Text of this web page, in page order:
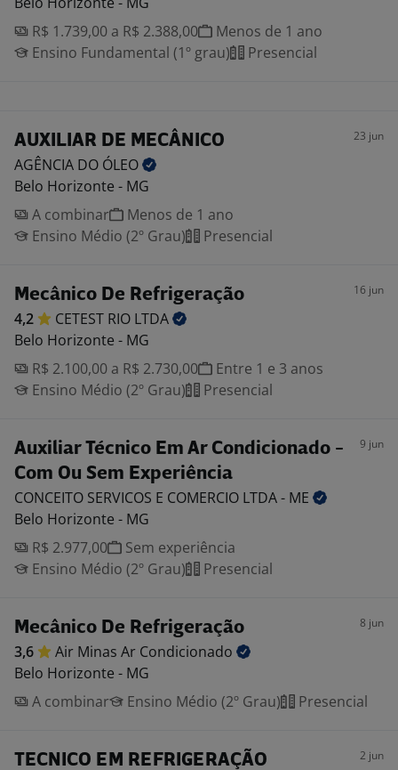
R$ 1.739,00 a R$ 2.388,00
Menos de 1 ano
Ensino Fundamental (1º grau)
Presencial
AUXILIAR DE MECÂNICO 23 jun
AGÊNCIA DO ÓLEO
Belo Horizonte - MG
A combinar
Menos de 1 ano
Ensino Médio (2º Grau)
Presencial
Mecânico De Refrigeração 16 jun
4,2 CETEST RIO LTDA
Belo Horizonte - MG
R$ 2.100,00 a R$ 2.730,00
Entre 1 e 3 anos
Ensino Médio (2º Grau)
Presencial
Auxiliar Técnico Em Ar Condicionado -
Com Ou Sem Experiência
9 jun
CONCEITO SERVICOS E COMERCIO LTDA - ME
Belo Horizonte - MG
R$ 2.977,00
Sem experiência
Ensino Médio (2º Grau)
Presencial
Mecânico De Refrigeração 8 jun
3,6 Air Minas Ar Condicionado
Belo Horizonte - MG
A combinar
Ensino Médio (2º Grau) Presencial
TECNICO EM REFRIGERAÇÃO 2 jun